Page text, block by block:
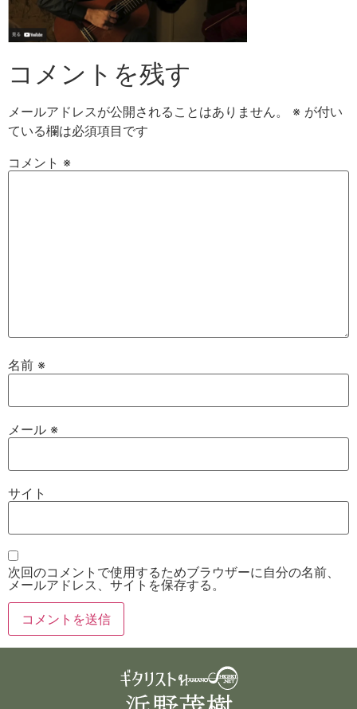
コメントを残す
メールアドレスが公開されることはありません。 ※ が付い
ている欄は必須項目です
コメント ※
名前 ※
メール ※
サイト
次回のコメントで使用するためブラウザーに自分の名前、
メールアドレス、サイトを保存する。